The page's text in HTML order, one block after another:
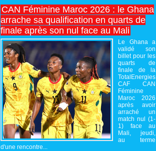
CAN Féminine Maroc 2026 : le Ghana
arrache sa qualification en quarts de
finale après son nul face au Mali
Le Ghana a
validé son
billet pour les
quarts de
finale de la
TotalEnergies
CAF CAN
Féminine
Maroc 2026
après avoir
arraché un
match nul (1-
1) face au
Mali, jeudi,
au terme
d'une rencontre...